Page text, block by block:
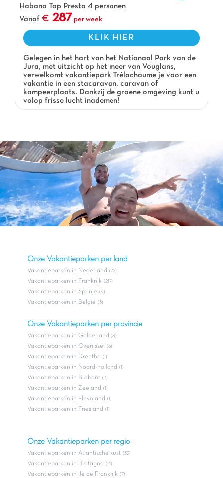
Habana Top Presta 4 personen
Vanaf
287 per week
KLIK HIER
Gelegen in het hart van het Nationaal Park van de
Jura, met uitzicht op het meer van Vouglans,
verwelkomt vakantiepark Trélachaume je voor een
vakantie in een stacaravan, caravan of
kampeerplaats. Dankzij de groene omgeving kunt u
volop frisse lucht inademen!
Onze Vakantieparken per land
Vakantieparken in Nederland (22)
Vakantieparken in Frankrijk (217)
Vakantieparken in Spanje (9)
Vakantieparken in Belgie (3)
Onze Vakantieparken per provincie
Vakantieparken in Gelderland (8)
Vakantieparken in Overijssel (6)
Vakantieparken in Drenthe (1)
Vakantieparken in Noord-holland (1)
Vakantieparken in Brabant (3)
Vakantieparken in Zeeland (1)
Vakantieparken in Flevoland (1)
Vakantieparken in Friesland (1)
Onze Vakantieparken per regio
Vakantieparken in Atlantische kust (32)
Vakantieparken in Bretagne (15)
Vakantieparken in Ile de Frankrijk (7)